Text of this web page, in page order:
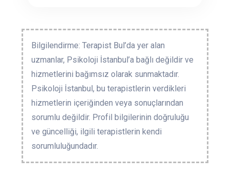
Bilgilendirme: Terapist Bul’da yer alan
uzmanlar, Psikoloji İstanbul’a bağlı değildir ve
hizmetlerini bağımsız olarak sunmaktadır.
Psikoloji İstanbul, bu terapistlerin verdikleri
hizmetlerin içeriğinden veya sonuçlarından
sorumlu değildir. Profil bilgilerinin doğruluğu
ve güncelliği, ilgili terapistlerin kendi
sorumluluğundadır.